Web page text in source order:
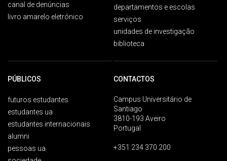
canal de denúncias
livro amarelo eletrónico
departamentos e escolas
serviços
unidades de investigação
biblioteca
PÚBLICOS
futuros estudantes
estudantes ua
estudantes internacionais
alumni
pessoas ua
CONTACTOS
Campus Universitário de
Santiago
3810-193 Aveiro
Portugal
+351 234 370 200